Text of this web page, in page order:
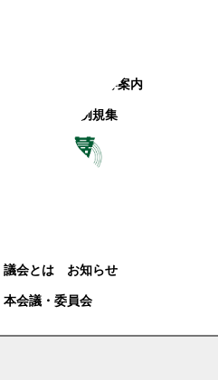
観光地・公共施設等案内
電子掲示場・例規集
議会とは
お知らせ
本会議・委員会